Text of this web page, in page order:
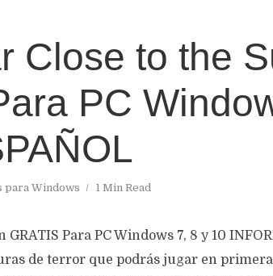
Close to the
PC
para Windows 1 Min Read
GRATIS Para PC Windows 7, 8 y 10
de terror que podrás jugar en